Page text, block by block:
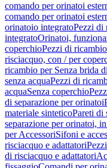
comando per orinatoi
comando per orinatoi
orinatoio integratoPezzi di
integratoOrinatoi,
coperchioPezzi di
risciacquo, con / per
ricambio per Senza brida
senza acquaPezzi di
acquaSenza coperchio
di separazione per orinatoi
materiale sinteticoPareti di
separazione per orinatoi,
per AccessoriSifoni e
risciacquo e adattatori
di risciacquo e adattatori